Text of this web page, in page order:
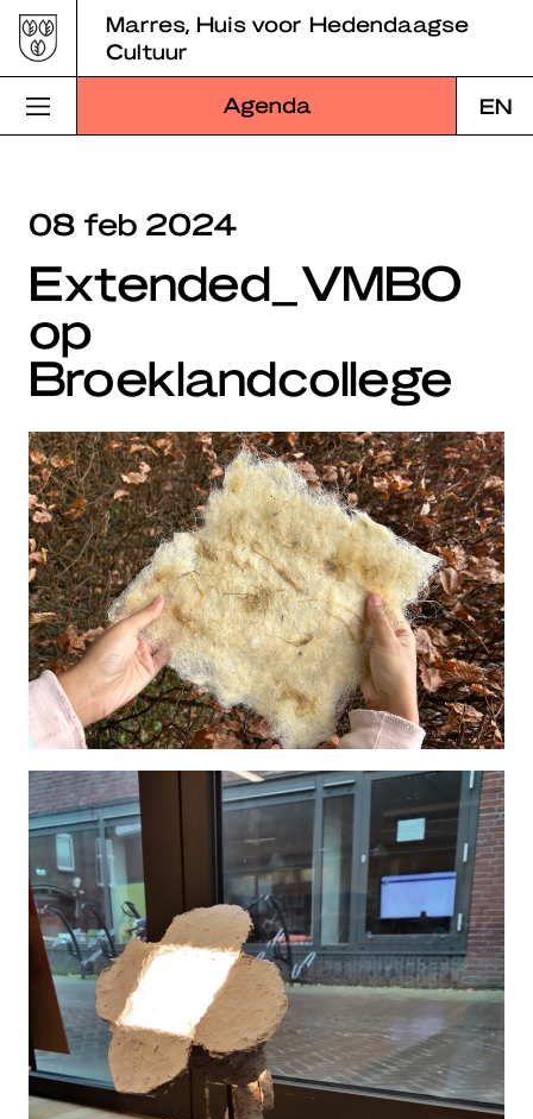
Skip
to
content
Marres, Huis voor Hedendaagse
Cultuur
Agenda EN
Programma
Educatie
Over Marres
Marres Kitchen
Shop
Zoek
08 feb 2024
Extended_VMBO
op
Broeklandcollege